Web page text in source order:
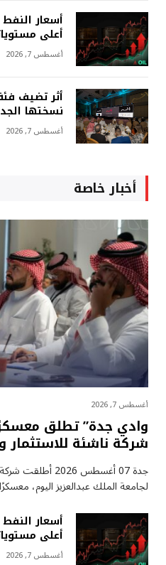
أسعار
أعلى
أغسطس 7, 2026
أثر تضيف
نسختها
أغسطس 7, 2026
أخبار خاصة
أغسطس 7, 2026
شركة ناشئة للاستثمار
جدة 07 أغسطس
لجامعة الملك عبدالعزيز اليوم،
أسعار
أعلى
أغسطس 7, 2026